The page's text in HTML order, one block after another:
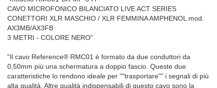
CAVO MICROFONICO BILANCIATO LIVE ACT SERIES
CONETTORI XLR MASCHIO / XLR FEMMINA AMPHENOL mod.
AX3MB/AX3FB
3 METRI - COLORE NERO"
"Il cavo Reference® RMC01 è formato da due conduttori da
0,50mm più una schermatura a doppio fascio. Queste due
caratteristiche lo rendono ideale per ""trasportare"" i segnali di più
alta qualità. Altre qualità indispensabili di questo cavo sono la